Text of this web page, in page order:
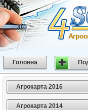
Головна
Агрокарта 2016
Агрокарта 2014